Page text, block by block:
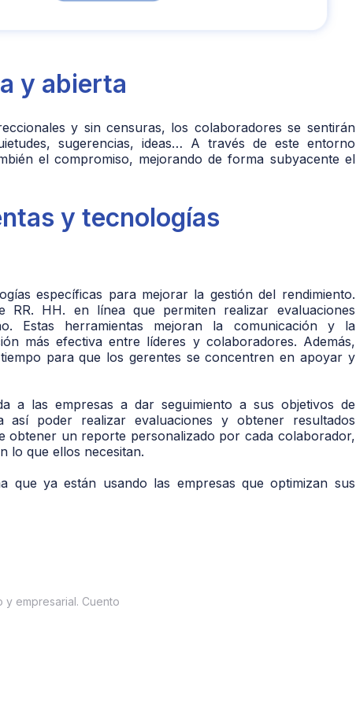
y abierta
y sin censuras, los colaboradores se sentirán
sugerencias, ideas… A través de este entorno
el compromiso, mejorando de forma subyacente el
y tecnologías
específicas para mejorar la gestión del rendimiento.
RR. HH. en línea que permiten realizar evaluaciones
Estas herramientas mejoran la comunicación y la
más efectiva entre líderes y colaboradores. Además,
para que los gerentes se concentren en apoyar y
a las empresas a dar seguimiento a sus objetivos de
así poder realizar evaluaciones y obtener resultados
obtener un reporte personalizado por cada colaborador,
lo que ellos necesitan.
que ya están usando las empresas que optimizan sus
y empresarial. Cuento